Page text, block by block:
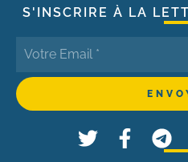
S'INSCRIRE À LA